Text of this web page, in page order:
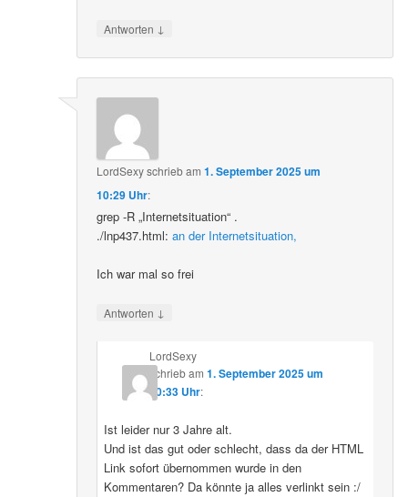
Antworten ↓
LordSexyschriebam1. September 2025 um
10:29 Uhr:
grep -R „Internetsituation“ .
./lnp437.html:an der Internetsituation,
Ich war mal so frei
Antworten ↓
LordSexy
schriebam 1. September 2025 um
10:33 Uhr:
Ist leider nur 3 Jahre alt.
Und ist das gut oder schlecht, dass da der HTML
Link sofort übernommen wurde in den
Kommentaren? Da könnte ja alles verlinkt sein :/